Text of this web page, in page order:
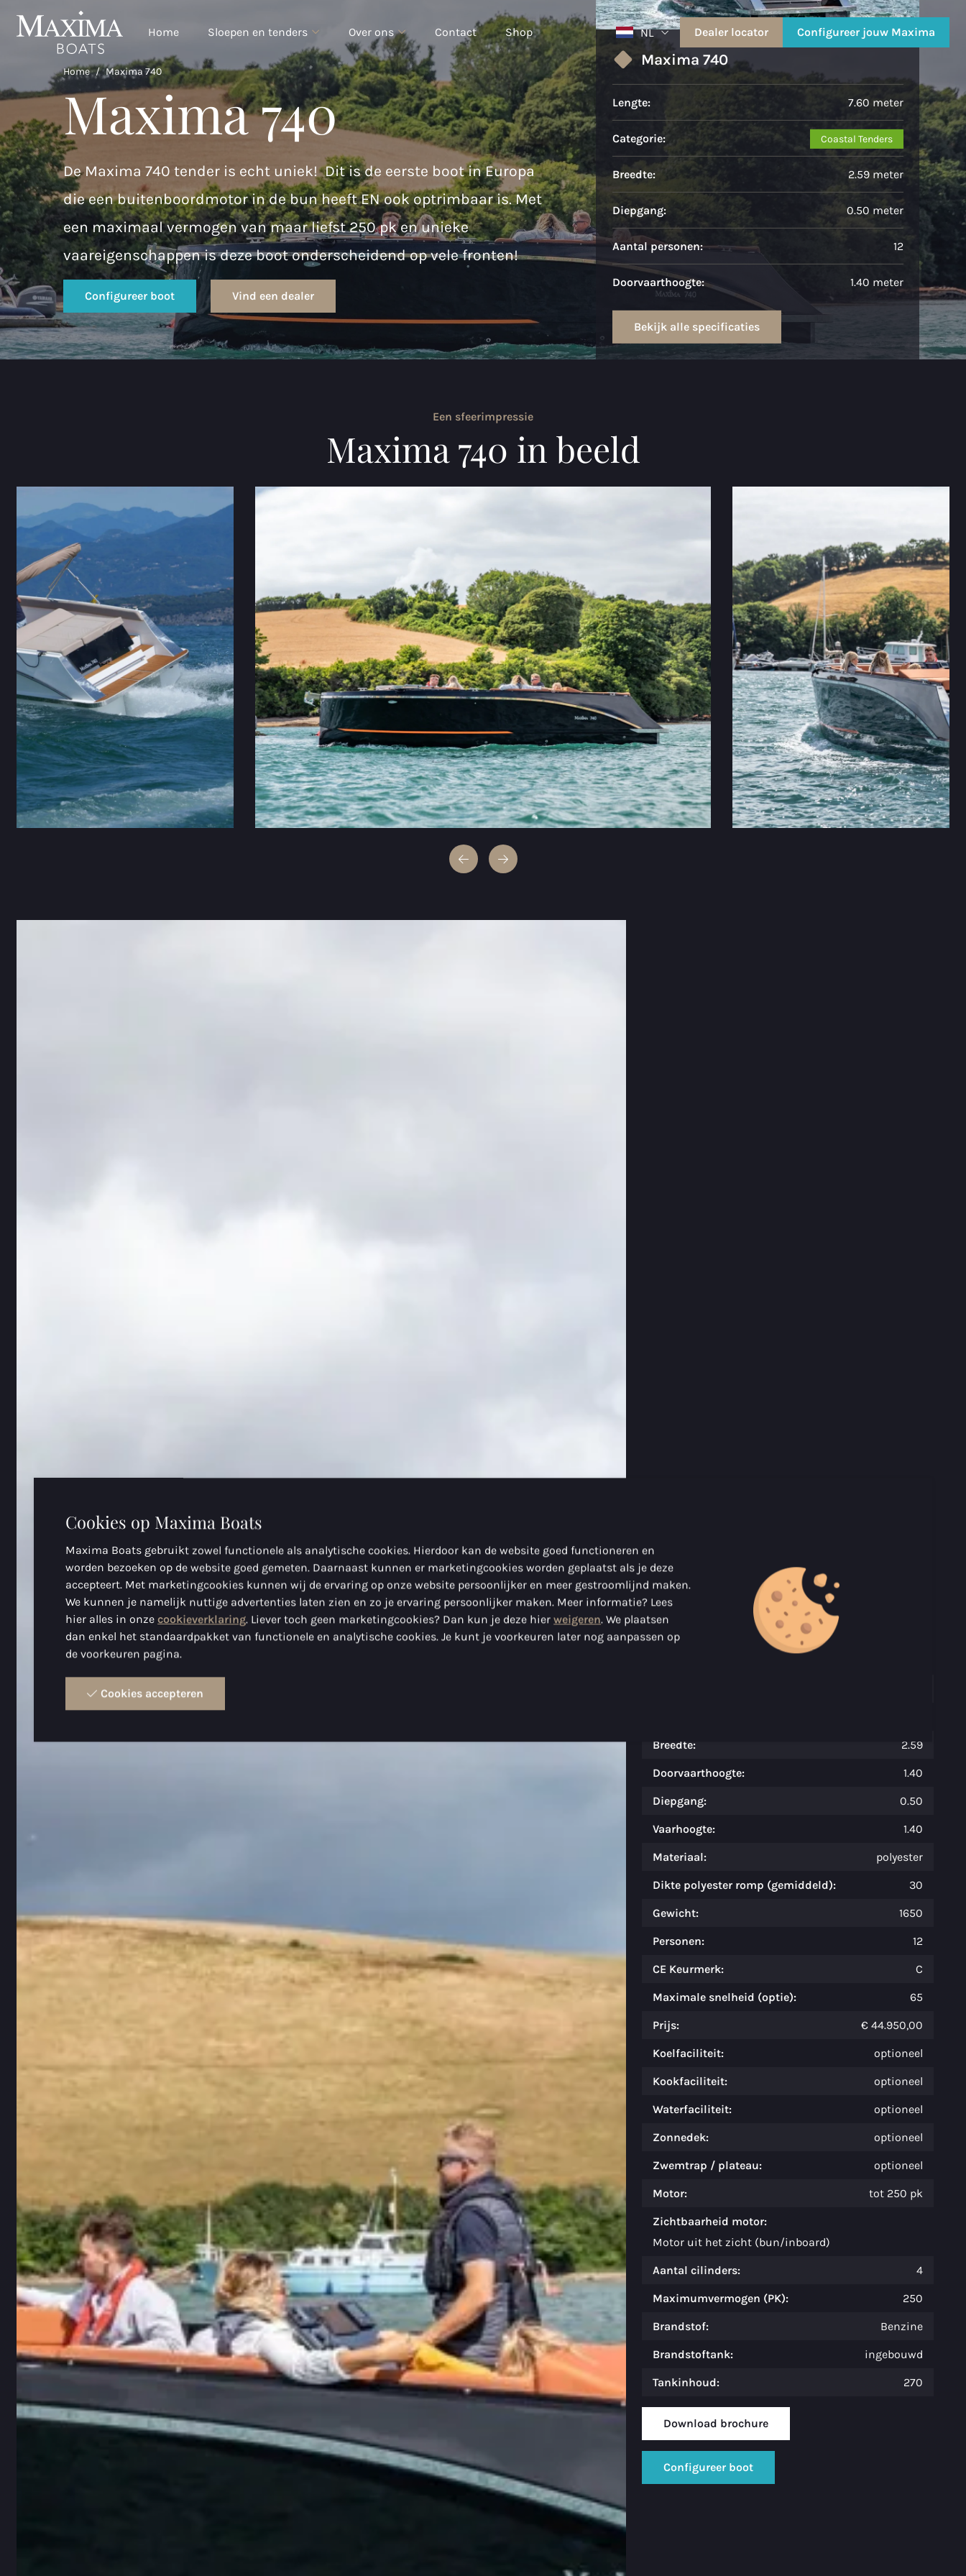
Home Sloepen en tenders Over ons Contact Shop NL Dealer locator Configureer jouw Maxima
Home / Maxima 740
Maxima 740
De Maxima 740 tender is echt uniek! Dit is de eerste boot in Europa
die een buitenboordmotor in de bun heeft EN ook optrimbaar is. Met
een maximaal vermogen van maar liefst 250 pk en unieke
vaareigenschappen is deze boot onderscheidend op vele fronten!
Configureer boot Vind een dealer
Maxima 740
Lengte: 7.60 meter
Categorie: Coastal Tenders
Breedte: 2.59 meter
Diepgang: 0.50 meter
Aantal personen: 12
Doorvaarthoogte: 1.40 meter
Bekijk alle specificaties
Een sfeerimpressie
Maxima 740 in beeld
Over de Maxima 740
Specificaties
Breedte: 2.59
Doorvaarthoogte: 1.40
Diepgang: 0.50
Vaarhoogte: 1.40
Materiaal: polyester
Dikte polyester romp (gemiddeld): 30
Gewicht: 1650
Personen: 12
CE Keurmerk: C
Maximale snelheid (optie): 65
Prijs: € 44.950,00
Koelfaciliteit: optioneel
Kookfaciliteit: optioneel
Waterfaciliteit: optioneel
Zonnedek: optioneel
Zwemtrap / plateau: optioneel
Motor: tot 250 pk
Zichtbaarheid motor:
Motor uit het zicht (bun/inboard)
Aantal cilinders: 4
Maximumvermogen (PK): 250
Brandstof: Benzine
Brandstoftank: ingebouwd
Tankinhoud: 270
Download brochure
Configureer boot
Cookies op Maxima Boats
Maxima Boats gebruikt zowel functionele als analytische cookies. Hierdoor kan de website goed functioneren en
worden bezoeken op de website goed gemeten. Daarnaast kunnen er marketingcookies worden geplaatst als je deze
accepteert. Met marketingcookies kunnen wij de ervaring op onze website persoonlijker en meer gestroomlijnd maken.
We kunnen je namelijk nuttige advertenties laten zien en zo je ervaring persoonlijker maken. Meer informatie? Lees
hier alles in onzecookieverklaring. Liever toch geen marketingcookies? Dan kun je deze hierweigeren. We plaatsen
dan enkel het standaardpakket van functionele en analytische cookies. Je kunt je voorkeuren later nog aanpassen op
de voorkeuren pagina.
Cookies accepteren